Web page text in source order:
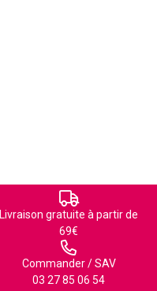
Livraison gratuite à partir de
69€
Commander / SAV
03 27 85 06 54